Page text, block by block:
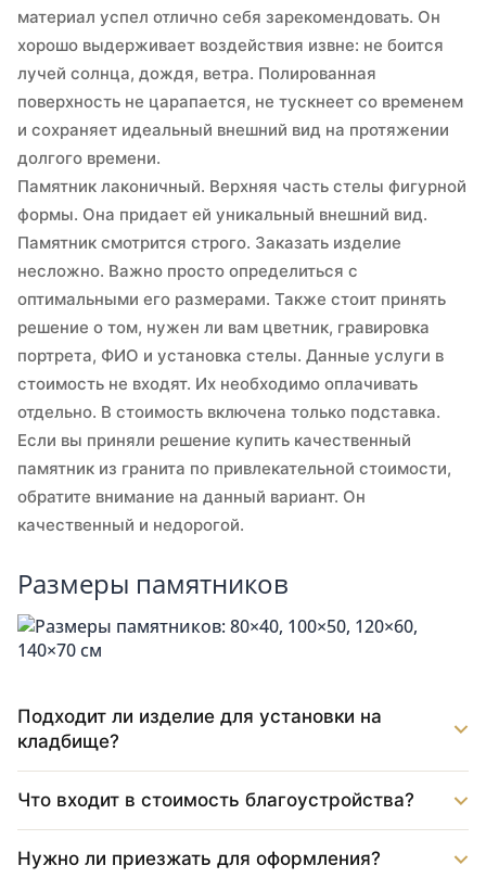
материал успел отлично себя зарекомендовать. Он
хорошо выдерживает воздействия извне: не боится
лучей солнца, дождя, ветра. Полированная
поверхность не царапается, не тускнеет со временем
и сохраняет идеальный внешний вид на протяжении
долгого времени.
Памятник лаконичный. Верхняя часть стелы фигурной
формы. Она придает ей уникальный внешний вид.
Памятник смотрится строго. Заказать изделие
несложно. Важно просто определиться с
оптимальными его размерами. Также стоит принять
решение о том, нужен ли вам цветник, гравировка
портрета, ФИО и установка стелы. Данные услуги в
стоимость не входят. Их необходимо оплачивать
отдельно. В стоимость включена только подставка.
Если вы приняли решение купить качественный
памятник из гранита по привлекательной стоимости,
обратите внимание на данный вариант. Он
качественный и недорогой.
Размеры памятников
Подходит ли изделие для установки на
кладбище?
Что входит в стоимость благоустройства?
Нужно ли приезжать для оформления?